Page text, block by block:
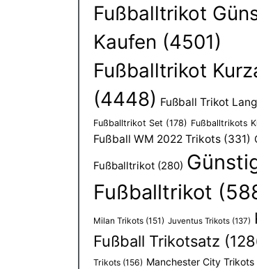
Fußballtrikot
Kaufen (4501)
Fußballtrikot
(4448) Fußball Trikot
Fußballtrikot Set (178) Fußballtrikots
Fußball WM 2022 Trikots (331)
Fußballtrikot (280)
Fußballtrikot
Milan Trikots (151) Juventus Trikots (137)
Fußball Trikotsatz
Trikots (156) Manchester City Trikots